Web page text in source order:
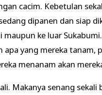
cacim. Kebetulan
dipanen dan siap
maupun ke luar
yang mereka tanam,
menanam akan
Makanya senang sekali